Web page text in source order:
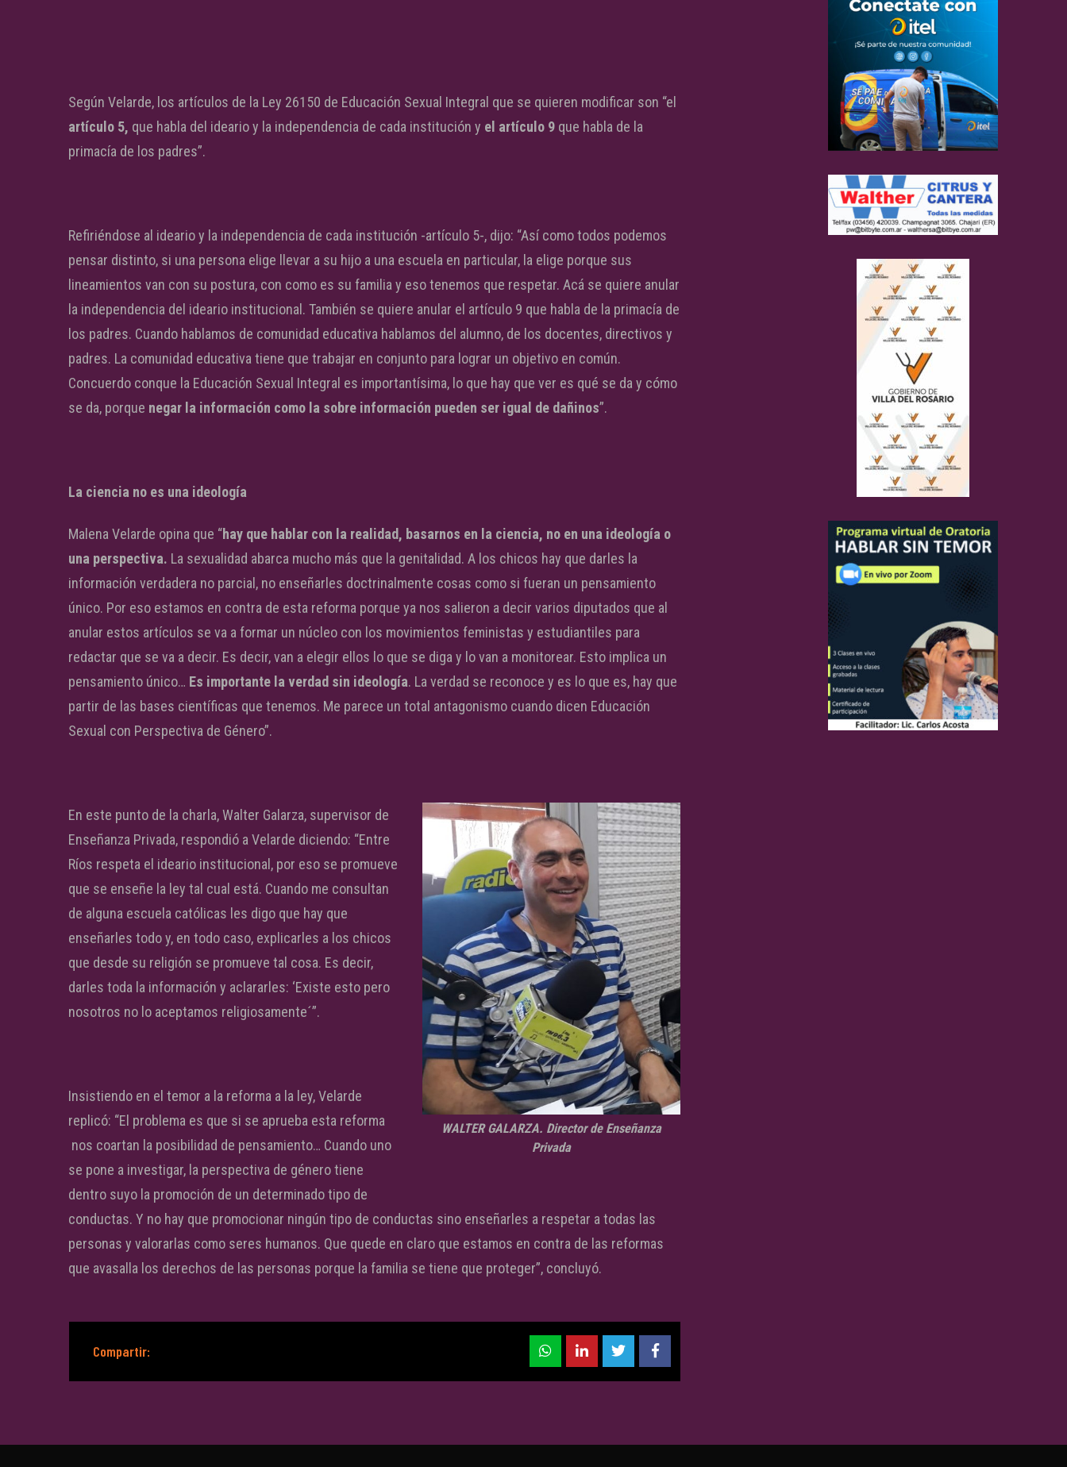
Según Velarde, los artículos de la Ley 26150 de Educación Sexual Integral que se quieren modificar son “el
artículo 5, que habla del ideario y la independencia de cada institución y el artículo 9 que habla de la
primacía de los padres”.
Refiriéndose al ideario y la independencia de cada institución -artículo 5-, dijo: “Así como todos podemos
pensar distinto, si una persona elige llevar a su hijo a una escuela en particular, la elige porque sus
lineamientos van con su postura, con como es su familia y eso tenemos que respetar. Acá se quiere anular
la independencia del ideario institucional. También se quiere anular el artículo 9 que habla de la primacía de
los padres. Cuando hablamos de comunidad educativa hablamos del alumno, de los docentes, directivos y
padres. La comunidad educativa tiene que trabajar en conjunto para lograr un objetivo en común.
Concuerdo conque la Educación Sexual Integral es importantísima, lo que hay que ver es qué se da y cómo
se da, porque negar la información como la sobre información pueden ser igual de dañinos”.
La ciencia no es una ideología
Malena Velarde opina que “hay que hablar con la realidad, basarnos en la ciencia, no en una ideología o
una perspectiva. La sexualidad abarca mucho más que la genitalidad. A los chicos hay que darles la
información verdadera no parcial, no enseñarles doctrinalmente cosas como si fueran un pensamiento
único. Por eso estamos en contra de esta reforma porque ya nos salieron a decir varios diputados que al
anular estos artículos se va a formar un núcleo con los movimientos feministas y estudiantiles para
redactar que se va a decir. Es decir, van a elegir ellos lo que se diga y lo van a monitorear. Esto implica un
pensamiento único… Es importante la verdad sin ideología. La verdad se reconoce y es lo que es, hay que
partir de las bases científicas que tenemos. Me parece un total antagonismo cuando dicen Educación
Sexual con Perspectiva de Género”.
WALTER GALARZA. Director de Enseñanza
Privada
En este punto de la charla, Walter Galarza, supervisor de
Enseñanza Privada, respondió a Velarde diciendo: “Entre
Ríos respeta el ideario institucional, por eso se promueve
que se enseñe la ley tal cual está. Cuando me consultan
de alguna escuela católicas les digo que hay que
enseñarles todo y, en todo caso, explicarles a los chicos
que desde su religión se promueve tal cosa. Es decir,
darles toda la información y aclararles: ‘Existe esto pero
nosotros no lo aceptamos religiosamente´”.
Insistiendo en el temor a la reforma a la ley, Velarde
replicó: “El problema es que si se aprueba esta reforma
nos coartan la posibilidad de pensamiento… Cuando uno
se pone a investigar, la perspectiva de género tiene
dentro suyo la promoción de un determinado tipo de
conductas. Y no hay que promocionar ningún tipo de conductas sino enseñarles a respetar a todas las
personas y valorarlas como seres humanos. Que quede en claro que estamos en contra de las reformas
que avasalla los derechos de las personas porque la familia se tiene que proteger”, concluyó.
Compartir: